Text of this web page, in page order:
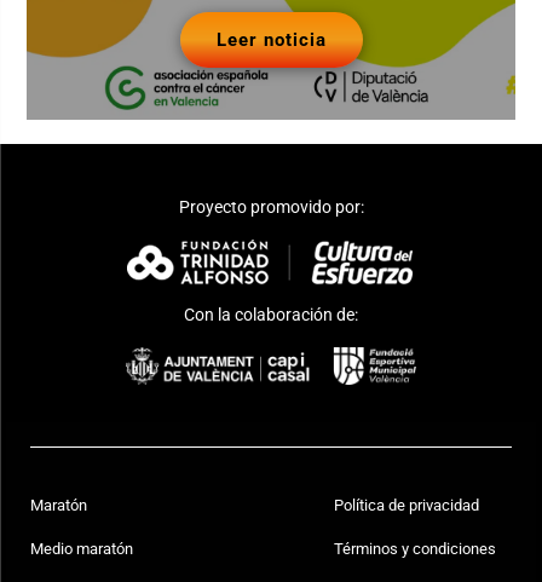
Leer noticia
Proyecto promovido por:
Con la colaboración de:
Maratón
Medio maratón
Política de privacidad
Términos y condiciones